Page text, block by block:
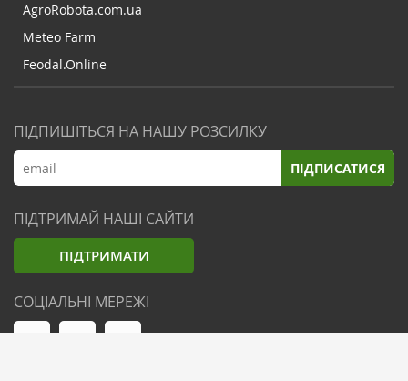
AgroRobota.com.ua
Meteo Farm
Feodal.Online
ПІДПИШІТЬСЯ НА НАШУ РОЗСИЛКУ
ПІДПИСАТИСЯ
ПІДТРИМАЙ НАШІ САЙТИ
ПІДТРИМАТИ
СОЦІАЛЬНІ МЕРЕЖІ